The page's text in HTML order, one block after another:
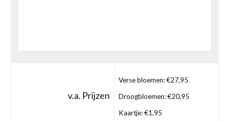
v.a. Prijzen
Verse bloemen: €27,95
Droogbloemen: €20,95
Kaartje: €1,95